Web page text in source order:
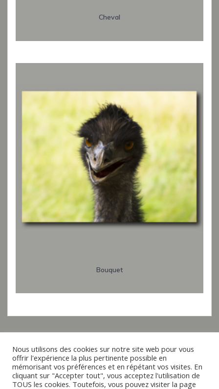
Cheval
Bouquet
© 2019 - 2026 raxxa
Nous utilisons des cookies sur notre site web pour vous
offrir l'expérience la plus pertinente possible en
mémorisant vos préférences et en répétant vos visites. En
cliquant sur "Accepter tout", vous acceptez l'utilisation de
TOUS les cookies. Toutefois, vous pouvez visiter la page
Español
Italiano